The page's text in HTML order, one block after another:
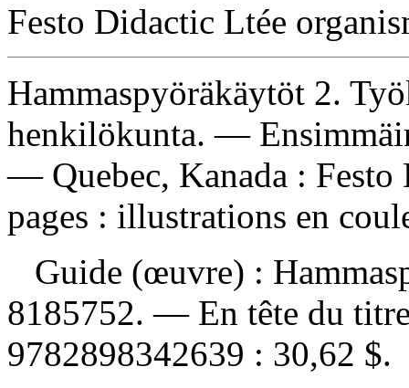
Festo Didactic Ltée
Hammaspyöräkäytöt 2.
henkilökunta. —
— Quebec, Kanada :
pages : illustrations en
Guide (œuvre) :
8185752. — En tête du
9782898342639 : 30,62 $.